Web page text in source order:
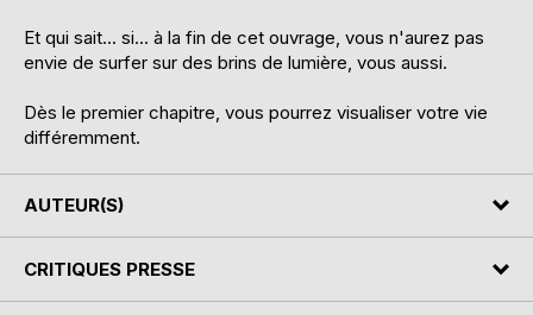
Et qui sait... si... à la fin de cet ouvrage, vous n'aurez pas
envie de surfer sur des brins de lumière, vous aussi.
Dès le premier chapitre, vous pourrez visualiser votre vie
différemment.
AUTEUR(S)
CRITIQUES PRESSE